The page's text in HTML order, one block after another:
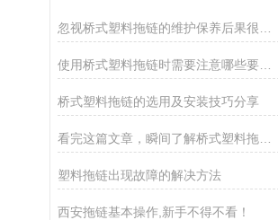
使用桥式塑料拖链时需要注意哪些要点？
桥式塑料拖链的选用及安装技巧分享
看完这篇文章，瞬间了解桥式塑料拖链了
塑料拖链出现故障的解决方法
西安拖链基本操作,新手不得不看！